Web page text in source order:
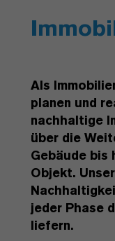
Als
planen und
nachhaltige
über die
Gebäude bis
Objekt.
jeder Phase
liefern.